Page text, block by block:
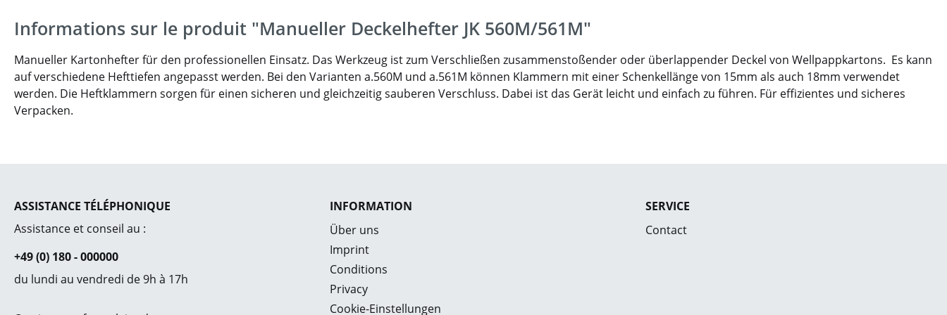
Informations sur le produit "Manueller Deckelhefter JK 560M/561M"
Manueller Kartonhefter für den professionellen Einsatz. Das Werkzeug ist zum Verschließen zusammenstoßender oder überlappender Deckel von Wellpappkartons. Es kann
auf verschiedene Hefttiefen angepasst werden. Bei den Varianten a.560M und a.561M können Klammern mit einer Schenkellänge von 15mm als auch 18mm verwendet
werden. Die Heftklammern sorgen für einen sicheren und gleichzeitig sauberen Verschluss. Dabei ist das Gerät leicht und einfach zu führen. Für effizientes und sicheres
Verpacken.
ASSISTANCE TÉLÉPHONIQUE
Assistance et conseil au :
+49 (0) 180 - 000000
du lundi au vendredi de 9h à 17h
INFORMATION
Über uns
Imprint
Conditions
Privacy
Cookie-Einstellungen
SERVICE
Contact